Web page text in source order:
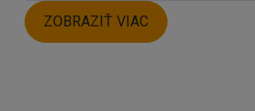
ZOBRAZIŤ VIAC